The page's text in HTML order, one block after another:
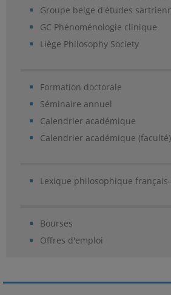
Groupe belge d'études
GC Phénoménologie clinique
Liège Philosophy Society
Formation doctorale
Séminaire annuel
Calendrier académique
Calendrier académique (faculté)
Lexique philosophique
Bourses
Offres d'emploi